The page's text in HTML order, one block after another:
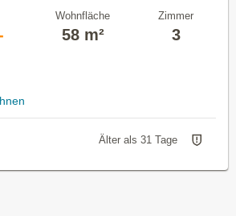
Wohnfläche
58 m²
Zimmer
3
Älter als 31 Tage